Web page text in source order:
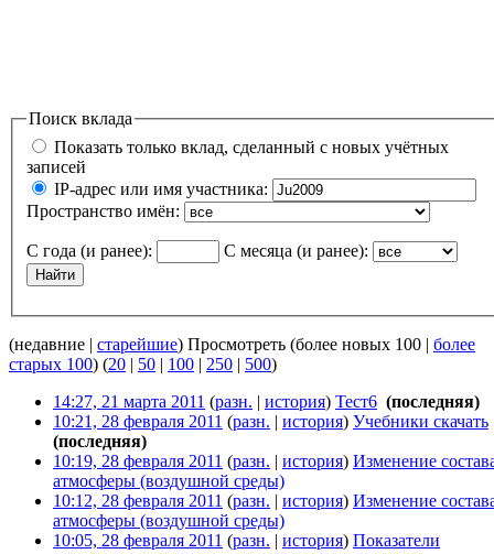
Поиск вклада
Показать только вклад, сделанный с новых учётных
записей
IP-адрес или имя участника:
Пространство имён:
С года (и ранее): С месяца (и ранее):
(недавние | старейшие) Просмотреть (более новых 100 | более
старых 100) (20 | 50 | 100 | 250 | 500)
14:27, 21 марта 2011 (разн. | история) Тест6 (последняя)
10:21, 28 февраля 2011 (разн. | история) Учебники скачать
(последняя)
10:19, 28 февраля 2011 (разн. | история) Изменение
атмосферы (воздушной среды)
10:12, 28 февраля 2011 (разн. | история) Изменение
атмосферы (воздушной среды)
10:05, 28 февраля 2011 (разн. | история) Показатели